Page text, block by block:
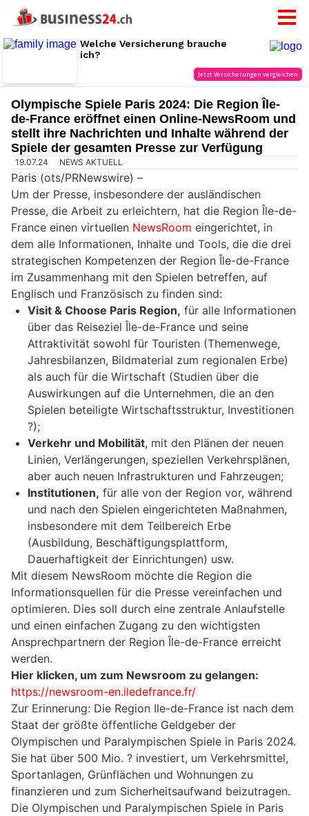
Olympische Spiele Paris 2024: Die Region Île-
de-France eröffnet einen Online-NewsRoom und
stellt ihre Nachrichten und Inhalte während der
Spiele der gesamten Presse zur Verfügung
19.07.24 NEWS AKTUELL
Paris (ots/PRNewswire) –
Um der Presse, insbesondere der ausländischen
Presse, die Arbeit zu erleichtern, hat die Region Île-de-
France einen virtuellen NewsRoom eingerichtet, in
dem alle Informationen, Inhalte und Tools, die die drei
strategischen Kompetenzen der Region Île-de-France
im Zusammenhang mit den Spielen betreffen, auf
Englisch und Französisch zu finden sind:
Visit & Choose Paris Region, für alle Informationen
über das Reiseziel Île-de-France und seine
Attraktivität sowohl für Touristen (Themenwege,
Jahresbilanzen, Bildmaterial zum regionalen Erbe)
als auch für die Wirtschaft (Studien über die
Auswirkungen auf die Unternehmen, die an den
Spielen beteiligte Wirtschaftsstruktur, Investitionen
?);
Verkehr und Mobilität, mit den Plänen der neuen
Linien, Verlängerungen, speziellen Verkehrsplänen,
aber auch neuen Infrastrukturen und Fahrzeugen;
Institutionen, für alle von der Region vor, während
und nach den Spielen eingerichteten Maßnahmen,
insbesondere mit dem Teilbereich Erbe
(Ausbildung, Beschäftigungsplattform,
Dauerhaftigkeit der Einrichtungen) usw.
Mit diesem NewsRoom möchte die Region die
Informationsquellen für die Presse vereinfachen und
optimieren. Dies soll durch eine zentrale Anlaufstelle
und einen einfachen Zugang zu den wichtigsten
Ansprechpartnern der Region Île-de-France erreicht
werden.
Hier klicken, um zum Newsroom zu gelangen:
https://newsroom-en.iledefrance.fr/
Zur Erinnerung: Die Region Ile-de-France ist nach dem
Staat der größte öffentliche Geldgeber der
Olympischen und Paralympischen Spiele in Paris 2024.
Sie hat über 500 Mio. ? investiert, um Verkehrsmittel,
Sportanlagen, Grünflächen und Wohnungen zu
finanzieren und zum Sicherheitsaufwand beizutragen.
Die Olympischen und Paralympischen Spiele in Paris